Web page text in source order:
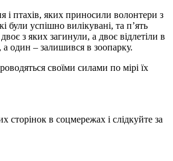
і птахів, яких приносили волонтери з
були успішно вилікувані, та п’ять
з яких загинули, а двоє відлетіли в
один – залишився в зоопарку.
своїми силами по мірі їх
сторінок в соцмережах і слідкуйте за